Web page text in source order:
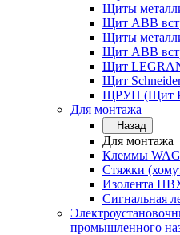
Щиты
Щит ABB
Щиты
Щит ABB
Щит
Щит
ЩРУН (Щит
Для монтажа
Назад
Для монтажа
Клеммы
Стяжки
Изолента
Сигнальная
промышленного